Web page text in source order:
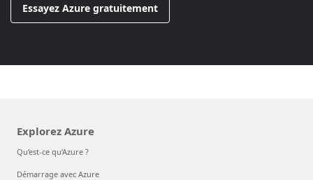
Essayez Azure gratuitement
Explorez Azure
Qu’est-ce qu’Azure ?
Démarrage avec Azure